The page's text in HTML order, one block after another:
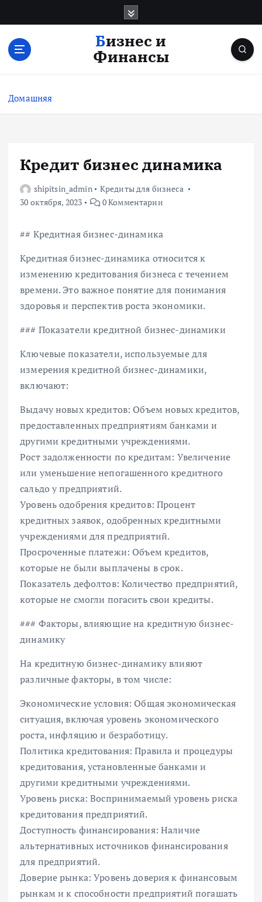
с
Бизнес и
Финансы
Домашняя
Кредит бизнес динамика
shipitsin_admin
Кредиты для бизнеса
30 октября, 2023
0 Комментарии
## Кредитная бизнес-динамика
Кредитная бизнес-динамика относится к
изменению кредитования бизнеса с течением
времени. Это важное понятие для понимания
здоровья и перспектив роста экономики.
### Показатели кредитной бизнес-динамики
Ключевые показатели, используемые для
измерения кредитной бизнес-динамики,
включают:
Выдачу новых кредитов: Объем новых кредитов,
предоставленных предприятиям банками и
другими кредитными учреждениями.
Рост задолженности по кредитам: Увеличение
или уменьшение непогашенного кредитного
сальдо у предприятий.
Уровень одобрения кредитов: Процент
кредитных заявок, одобренных кредитными
учреждениями для предприятий.
Просроченные платежи: Объем кредитов,
которые не были выплачены в срок.
Показатель дефолтов: Количество предприятий,
которые не смогли погасить свои кредиты.
### Факторы, влияющие на кредитную бизнес-
динамику
На кредитную бизнес-динамику влияют
различные факторы, в том числе:
Экономические условия: Общая экономическая
ситуация, включая уровень экономического
роста, инфляцию и безработицу.
Политика кредитования: Правила и процедуры
кредитования, установленные банками и
другими кредитными учреждениями.
Уровень риска: Воспринимаемый уровень риска
кредитования предприятий.
Доступность финансирования: Наличие
альтернативных источников финансирования
для предприятий.
Доверие рынка: Уровень доверия к финансовым
рынкам и к способности предприятий погашать